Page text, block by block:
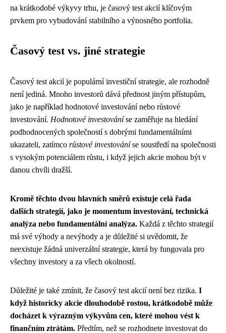
na krátkodobé výkyvy trhu, je časový test akcií klíčovým
prvkem pro vybudování stabilního a výnosného portfolia.
Časový test vs. jiné strategie
Časový test akcií je populární investiční strategie, ale rozhodně
není jediná. Mnoho investorů dává přednost jiným přístupům,
jako je například hodnotové investování nebo růstové
investování. Hodnotové investováníse zaměřuje na hledání
podhodnocených společností s dobrými fundamentálními
ukazateli, zatímco růstové investováníse soustředí na společnosti
s vysokým potenciálem růstu, i když jejich akcie mohou být v
danou chvíli dražší.
Kromě těchto dvou hlavních směrů existuje celá řada
dalších strategií, jako je momentum investování, technická
analýza nebo fundamentální analýza. Každá z těchto strategií
má své výhody a nevýhody a je důležité si uvědomit, že
neexistuje žádná univerzální strategie, která by fungovala pro
všechny investory a za všech okolností.
Důležité je také zmínit, že časový test akcií není bez rizika. I
když historicky akcie dlouhodobě rostou, krátkodobě může
docházet k výrazným výkyvům cen, které mohou vést k
finančním ztrátám. Předtím, než se rozhodnete investovat do